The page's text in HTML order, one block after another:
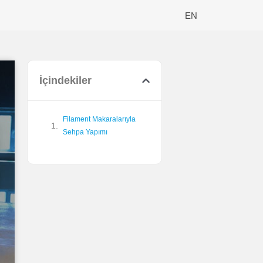
EN
İçindekiler
Filament Makaralarıyla
Sehpa Yapımı